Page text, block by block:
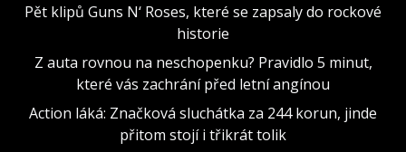
Pět klipů Guns N‘ Roses, které se zapsaly do rockové
historie
Z auta rovnou na neschopenku? Pravidlo 5 minut,
které vás zachrání před letní angínou
Action láká: Značková sluchátka za 244 korun, jinde
přitom stojí i třikrát tolik